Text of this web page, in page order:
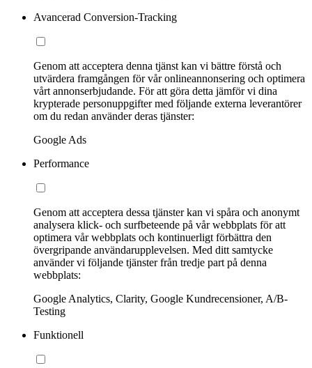
Avancerad Conversion-Tracking
Genom att acceptera denna tjänst kan vi bättre förstå och
utvärdera framgången för vår onlineannonsering och optimera
vårt annonserbjudande. För att göra detta jämför vi dina
krypterade personuppgifter med följande externa leverantörer
om du redan använder deras tjänster:
Google Ads
Performance
Genom att acceptera dessa tjänster kan vi spåra och anonymt
analysera klick- och surfbeteende på vår webbplats för att
optimera vår webbplats och kontinuerligt förbättra den
övergripande användarupplevelsen. Med ditt samtycke
använder vi följande tjänster från tredje part på denna
webbplats:
Google Analytics, Clarity, Google Kundrecensioner, A/B-
Testing
Funktionell